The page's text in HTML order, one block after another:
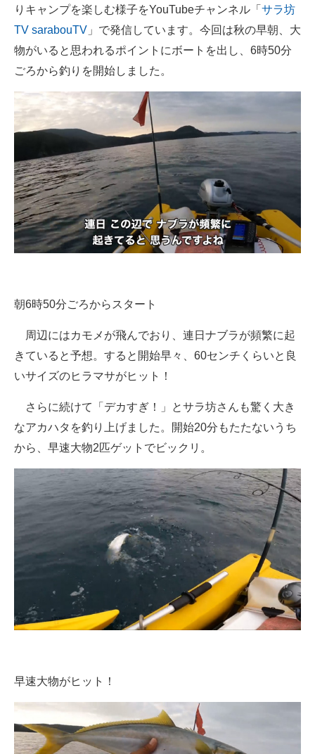
りキャンプを楽しむ様子をYouTubeチャンネル「 サラ坊
TV sarabouTV 」で発信しています。今回は秋の早朝、大
物がいると思われるポイントにボートを出し、6時50分
ごろから釣りを開始しました。
朝6時50分ごろからスタート
周辺にはカモメが飛んでおり、連日ナブラが頻繁に起
きていると予想。すると開始早々、60センチくらいと良
いサイズのヒラマサがヒット！
さらに続けて「デカすぎ！」とサラ坊さんも驚く大き
なアカハタを釣り上げました。開始20分もたたないうち
から、早速大物2匹ゲットでビックリ。
早速大物がヒット！